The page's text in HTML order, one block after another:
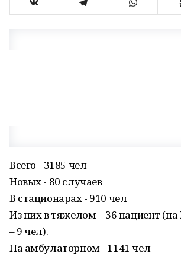
Всего - 3185 чел
Новых - 80 случаев
В стационарах - 910 чел
Из них в тяжелом – 36 пациент
– 9 чел).
На амбулаторном - 1141 чел